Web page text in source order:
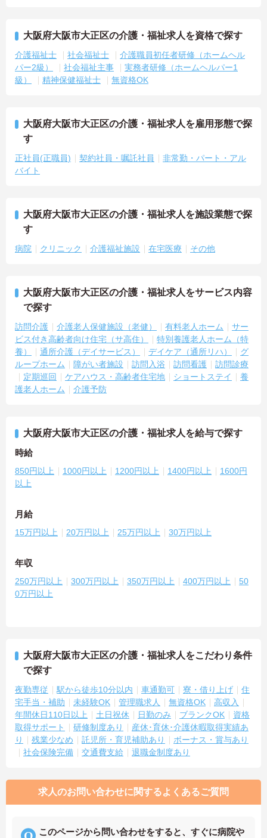
大阪府大阪市大正区の介護・福祉求人を資格で探す
介護福祉士 社会福祉士
介護職員初任者研修（ホームヘル
パー2級）
社会福祉主事
実務者研修（ホームヘルパー1
級）
精神保健福祉士 無資格OK
大阪府大阪市大正区の介護・福祉求人を雇用形態で探
す
正社員(正職員) 契約社員・嘱託社員
非常勤・パート・アル
バイト
大阪府大阪市大正区の介護・福祉求人を施設業態で探
す
病院 クリニック 介護福祉施設 在宅医療 その他
大阪府大阪市大正区の介護・福祉求人をサービス内容
で探す
訪問介護 介護老人保健施設（老健） 有料老人ホーム
サー
ビス付き高齢者向け住宅（サ高住）
特別養護老人ホーム（特
養）
通所介護（デイサービス） デイケア（通所リハ）
グ
ループホーム
障がい者施設 訪問入浴 訪問看護
訪問診療
定期巡回
ケアハウス・高齢者住宅地 ショートステイ
養
護老人ホーム
介護予防
大阪府大阪市大正区の介護・福祉求人を給与で探す
時給
850円以上 1000円以上 1200円以上 1400円以上
1600円
以上
月給
15万円以上 20万円以上 25万円以上 30万円以上
年収
250万円以上 300万円以上 350万円以上 400万円以上
50
0万円以上
大阪府大阪市大正区の介護・福祉求人をこだわり条件
で探す
夜勤専従 駅から徒歩10分以内 車通勤可 寮・借り上げ
住
宅手当・補助
未経験OK 管理職求人 無資格OK
高収入
年間休日110日以上
土日祝休 日勤のみ ブランクOK
資格
取得サポート
研修制度あり
産休･育休･介護休暇取得実績あ
り
残業少なめ 託児所・育児補助あり
ボーナス・賞与あり
社会保険完備
交通費支給 退職金制度あり
求人のお問い合わせに関するよくあるご質問
このページから問い合わせをすると、すぐに病院や